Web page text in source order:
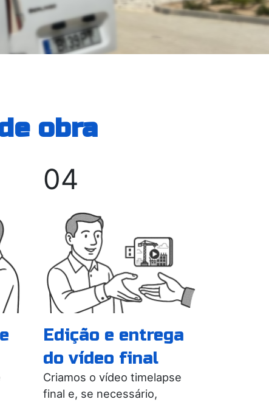
obra
04
Edição e entrega
do vídeo final
Criamos o vídeo timelapse
final e, se necessário,